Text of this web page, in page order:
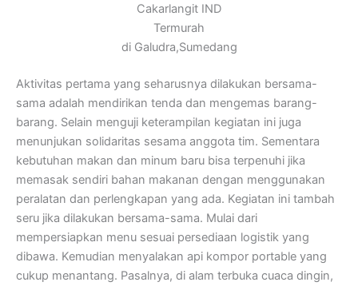
Cakarlangit IND
Termurah
di Galudra,Sumedang
Aktivitas pertama yang seharusnya dilakukan bersama-
sama adalah mendirikan tenda dan mengemas barang-
barang. Selain menguji keterampilan kegiatan ini juga
menunjukan solidaritas sesama anggota tim. Sementara
kebutuhan makan dan minum baru bisa terpenuhi jika
memasak sendiri bahan makanan dengan menggunakan
peralatan dan perlengkapan yang ada. Kegiatan ini tambah
seru jika dilakukan bersama-sama. Mulai dari
mempersiapkan menu sesuai persediaan logistik yang
dibawa. Kemudian menyalakan api kompor portable yang
cukup menantang. Pasalnya, di alam terbuka cuaca dingin,